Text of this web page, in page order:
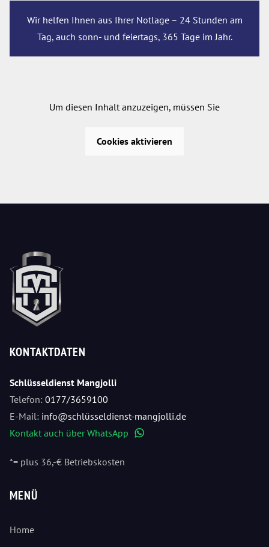
Wir helfen Ihnen aus Ihrer Notlage – 24 Stunden am
Tag, auch sonn- und feiertags, 365 Tage im Jahr.
Um diesen Inhalt anzuzeigen, müssen Sie
Cookies aktivieren
KONTAKTDATEN
Schlüsseldienst Mangjolli
Telefon: 0177/3659100
E-Mail: info@schlüsseldienst-mangjolli.de
Kontakt auch über WhatsApp
*= plus 36,-€ Betriebskosten
MENÜ
Home